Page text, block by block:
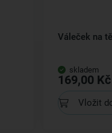
Váleček na
skladem
169,00 Kč
Vložit